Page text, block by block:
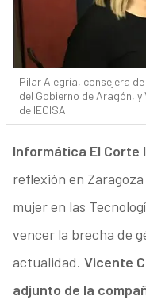
Pilar Alegría, consejera
del Gobierno de Aragón,
de IECISA
Informática El Corte
reflexión en
mujer en las
vencer la brecha de
actualidad. Vicente
adjunto de la